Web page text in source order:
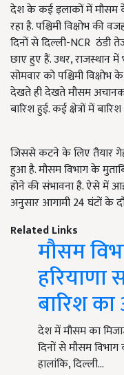
देश के कई इलाकों में मौसम
रहा है. पश्चिमी विक्षोभ
दिनों से दिल्ली-NCR ठंडी
छाए हुए हैं. उधर, राजस्थान
सोमवार को पश्चिमी
देखते ही देखते मौसम
बारिश हुई. कई क्षेत्रों में
जिससे कटने के लिए तैयार
हुआ है. मौसम विभाग के
होने की संभावना है. ऐसे में
अनुसार आगामी 24 घंटों के
Related Links
मौसम
हरियाणा
बारिश का
देश में मौसम का
दिनों से मौसम
हालांकि, दिल्ली…